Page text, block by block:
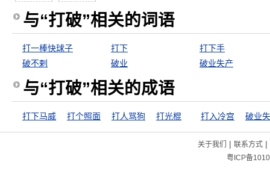
与“打破”相关的词语
打一棒快球子 打下
打下手
破不剌
破业 破业失产
与“打破”相关的成语
打下马威 打个照面 打人骂狗 打光棍 打入冷宫 破业
关于我们 | 联系方式|
粤ICP备